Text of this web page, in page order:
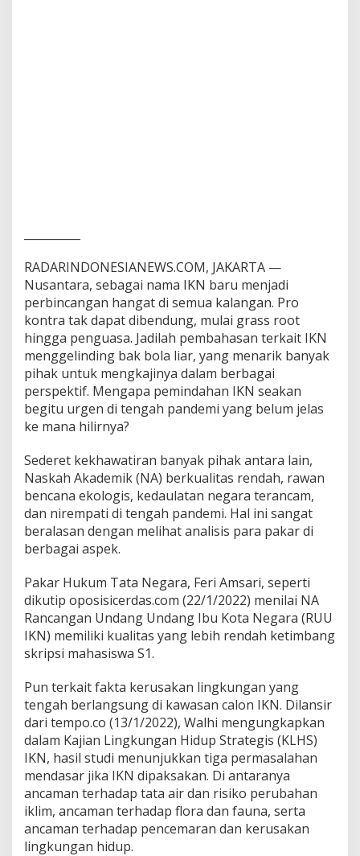
RADARINDONESIANEWS.COM, JAKARTA —
Nusantara, sebagai nama IKN baru menjadi
perbincangan hangat di semua kalangan. Pro
kontra tak dapat dibendung, mulai grass root
hingga penguasa. Jadilah pembahasan terkait IKN
menggelinding bak bola liar, yang menarik banyak
pihak untuk mengkajinya dalam berbagai
perspektif. Mengapa pemindahan IKN seakan
begitu urgen di tengah pandemi yang belum jelas
ke mana hilirnya?
Sederet kekhawatiran banyak pihak antara lain,
Naskah Akademik (NA) berkualitas rendah, rawan
bencana ekologis, kedaulatan negara terancam,
dan nirempati di tengah pandemi. Hal ini sangat
beralasan dengan melihat analisis para pakar di
berbagai aspek.
Pakar Hukum Tata Negara, Feri Amsari, seperti
dikutip oposisicerdas.com (22/1/2022) menilai NA
Rancangan Undang Undang Ibu Kota Negara (RUU
IKN) memiliki kualitas yang lebih rendah ketimbang
skripsi mahasiswa S1.
Pun terkait fakta kerusakan lingkungan yang
tengah berlangsung di kawasan calon IKN. Dilansir
dari tempo.co (13/1/2022), Walhi mengungkapkan
dalam Kajian Lingkungan Hidup Strategis (KLHS)
IKN, hasil studi menunjukkan tiga permasalahan
mendasar jika IKN dipaksakan. Di antaranya
ancaman terhadap tata air dan risiko perubahan
iklim, ancaman terhadap flora dan fauna, serta
ancaman terhadap pencemaran dan kerusakan
lingkungan hidup.